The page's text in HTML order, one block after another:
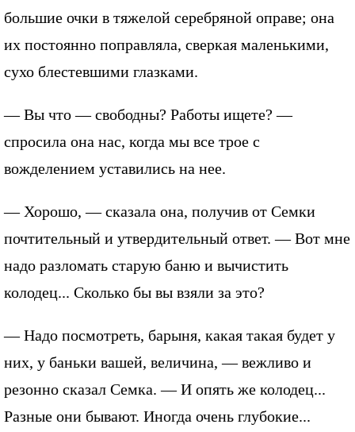
большие очки в тяжелой серебряной оправе; она
их постоянно поправляла, сверкая маленькими,
сухо блестевшими глазками.
— Вы что — свободны? Работы ищете? —
спросила она нас, когда мы все трое с
вожделением уставились на нее.
— Хорошо, — сказала она, получив от Семки
почтительный и утвердительный ответ. — Вот мне
надо разломать старую баню и вычистить
колодец... Сколько бы вы взяли за это?
— Надо посмотреть, барыня, какая такая будет у
них, у баньки вашей, величина, — вежливо и
резонно сказал Семка. — И опять же колодец...
Разные они бывают. Иногда очень глубокие...